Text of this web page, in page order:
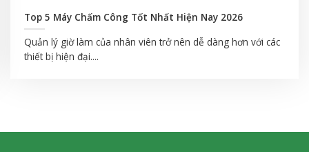
Top 5 Máy Chấm Công Tốt Nhất Hiện Nay 2026
Quản lý giờ làm của nhân viên trở nên dễ dàng hơn với các
thiết bị hiện đại....